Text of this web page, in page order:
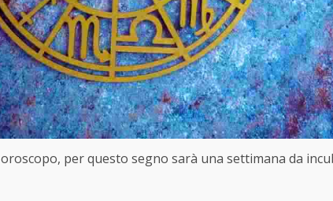
oroscopo, per questo segno sarà una settimana da